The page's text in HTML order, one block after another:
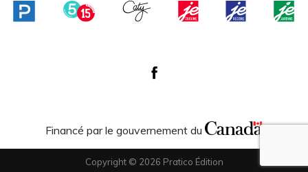
Financé par le gouvernement du
Copyright © 2026 Pratico Édition